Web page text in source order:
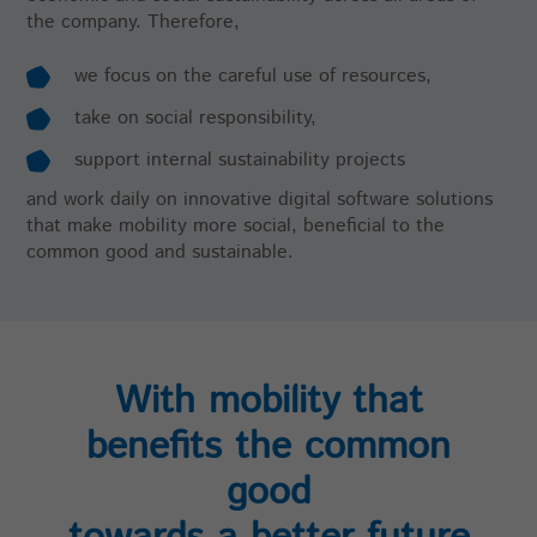
the company. Therefore,
we focus on the careful use of resources,
take on social responsibility,
support internal sustainability projects
and work daily on innovative digital software solutions
that make mobility more social, beneficial to the
common good and sustainable.
With mobility that
benefits the common
good
Zweck
dem ursprünglich verwendeten Referrer, um
die Website zu besuchen
Name _pk_ses, _pk_cvar, _pk_hsr
Kurzlebige Cookies, die Daten für den
Besuch temporär speichern
mtm_consent
Zweck
Enthält eine zufallsgenerierte User-ID und
den Zeitpunkt Ihres ersten Besuchs.
wiederkehrende User auf dieser Website
wiedererkennen und die Daten von
Name _GRECAPTCHA
Anbieter Google reCaptcha
Laufzeit 6 Monate
Cookie-Informationen anzeigen